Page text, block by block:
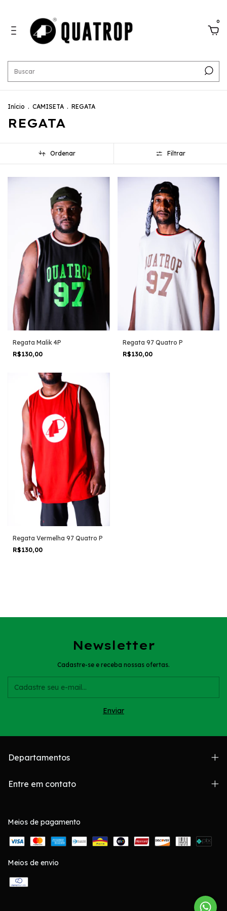
0
Início . CAMISETA . REGATA
REGATA
Ordenar Filtrar
Regata Malik 4P
R$130,00
Regata 97 Quatro P
R$130,00
Regata Vermelha 97 Quatro P
R$130,00
Newsletter
Cadastre-se e receba nossas ofertas.
Departamentos
Entre em contato
Meios de pagamento
Meios de envio